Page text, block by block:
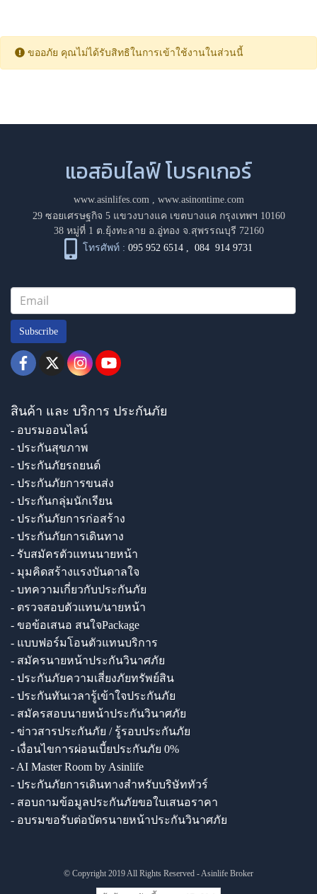
ขออภัย คุณไม่ได้รับสิทธิในการเข้าใช้งานในส่วนนี้
แอสอินไลฟ์ โบรคเกอร์
www.asinlifes.com, www.asinontime.com
29 ซอยเศรษฐกิจ 5 แขวงบางแค เขตบางแค กรุงเทพฯ 10160
38 หมู่ที่ 1 ต.ยุ้งทะลาย อ.อู่ทอง จ.สุพรรณบุรี 72160
โทรศัพท์ : 095 952 6514 ,084 914 9731
Subscribe
สินค้า และ บริการ ประกันภัย
- อบรมออนไลน์
- ประกันสุขภาพ
- ประกันภัยรถยนต์
- ประกันภัยการขนส่ง
- ประกันกลุ่มนักเรียน
- ประกันภัยการก่อสร้าง
- ประกันภัยการเดินทาง
- รับสมัครตัวแทนนายหน้า
- มุมคิดสร้างแรงบันดาลใจ
- บทความเกี่ยวกับประกันภัย
- ตรวจสอบตัวแทน/นายหน้า
- ขอข้อเสนอ สนใจPackage
- แบบฟอร์มโอนตัวแทนบริการ
- สมัครนายหน้าประกันวินาศภัย
- ประกันภัยความเสี่ยงภัยทรัพย์สิน
- ประกันทันเวลารู้เข้าใจประกันภัย
- สมัครสอบนายหน้าประกันวินาศภัย
- ข่าวสารประกันภัย / รู้รอบประกันภัย
- เงื่อนไขการผ่อนเบี้ยประกันภัย 0%
- AI Master Room by Asinlife
- ประกันภัยการเดินทางสำหรับบริษัททัวร์
- สอบถามข้อมูลประกันภัยขอใบเสนอราคา
- อบรมขอรับต่อบัตรนายหน้าประกันวินาศภัย
© Copyright 2019 All Rights Reserved - Asinlife Broker